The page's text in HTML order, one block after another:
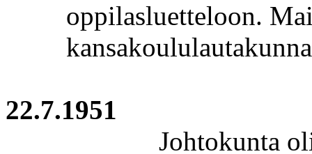
oppilasluetteloon.
22.7.1951
Johtokunta